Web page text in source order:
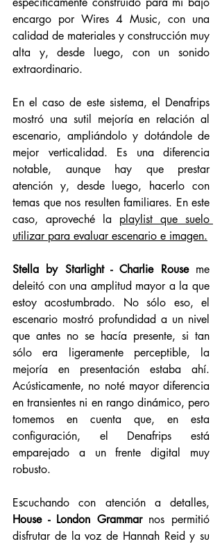
encargo por Wires 4 Music, con una
calidad de materiales y construcción muy
alta y, desde luego, con un sonido
extraordinario.
En el caso de este sistema, el Denafrips
mostró una sutil mejoría en relación al
escenario, ampliándolo y dotándole de
mejor verticalidad. Es una diferencia
notable, aunque hay que prestar
atención y, desde luego, hacerlo con
temas que nos resulten familiares. En este
caso, aproveché la playlist que suelo
utilizar para evaluar escenario e imagen.
Stella by Starlight - Charlie Rouse me
deleitó con una amplitud mayor a la que
estoy acostumbrado. No sólo eso, el
escenario mostró profundidad a un nivel
que antes no se hacía presente, si tan
sólo era ligeramente perceptible, la
mejoría en presentación estaba ahí.
Acústicamente, no noté mayor diferencia
en transientes ni en rango dinámico, pero
tomemos en cuenta que, en esta
configuración, el Denafrips está
emparejado a un frente digital muy
robusto.
House - London Grammar nos permitió
disfrutar de la voz de Hannah Reid y su